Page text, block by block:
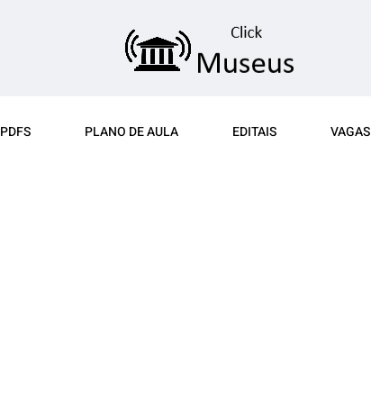
PDFS PLANO DE AULA EDITAIS VAGAS